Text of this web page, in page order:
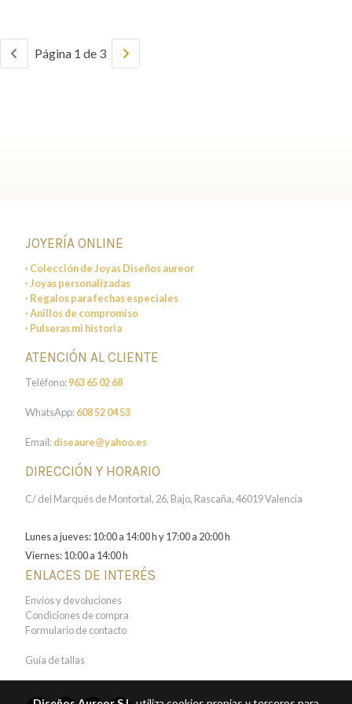
Página 1 de 3
JOYERÍA ONLINE
· Colección de Joyas Diseños aureor
· Joyas personalizadas
· Regalos para fechas especiales
· Anillos de compromiso
· Pulseras mi historia
ATENCIÓN AL CLIENTE
Teléfono:963 65 02 68
WhatsApp:608 52 04 53
Email:diseaure@yahoo.es
DIRECCIÓN Y HORARIO
C/ del Marqués de Montortal, 26, Bajo, Rascaña, 46019 Valencia
Lunes a jueves: 10:00 a 14:00 h y 17:00 a 20:00 h
Viernes: 10:00 a 14:00 h
ENLACES DE INTERÉS
Envíos y devoluciones
Condiciones de compra
Formulario de contacto
Guía de tallas